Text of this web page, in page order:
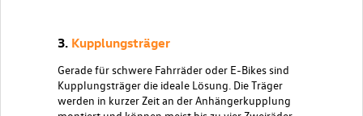
3. Kupplungsträger
Gerade für schwere Fahrräder oder E-Bikes sind
Kupplungsträger die ideale Lösung. Die Träger
werden in kurzer Zeit an der Anhängerkupplung